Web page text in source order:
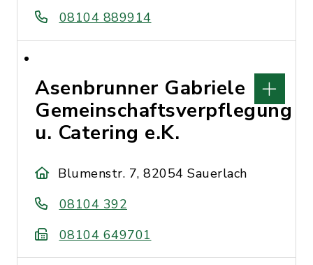
08104 889914
Asenbrunner Gabriele
Gemeinschaftsverpflegung
u. Catering e.K.
Blumenstr. 7, 82054 Sauerlach
08104 392
08104 649701